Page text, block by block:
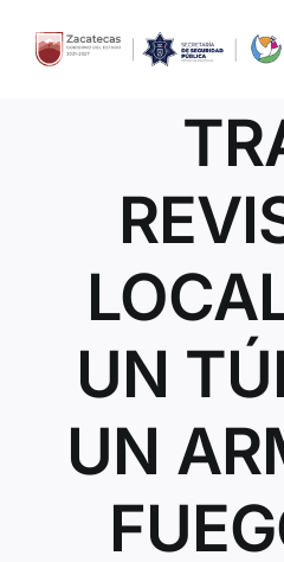
content
Quiénes Somos
Trámites y Servicios
Transparencia
UN
UN